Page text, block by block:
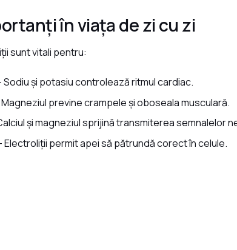
în viața de zi cu zi
sunt vitali pentru:
Sodiu și potasiu controlează ritmul cardiac.
previne crampele și oboseala musculară.
și magneziul sprijină transmiterea semnalelor
permit apei să pătrundă corect în celule.